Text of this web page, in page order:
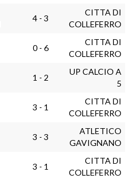
4 - 3
CITTA DI
COLLEFERRO
0 - 6
CITTA DI
COLLEFERRO
1 - 2
UP CALCIO A
5
3 - 1
CITTA DI
COLLEFERRO
3 - 3
ATLETICO
GAVIGNANO
3 - 1
CITTA DI
COLLEFERRO